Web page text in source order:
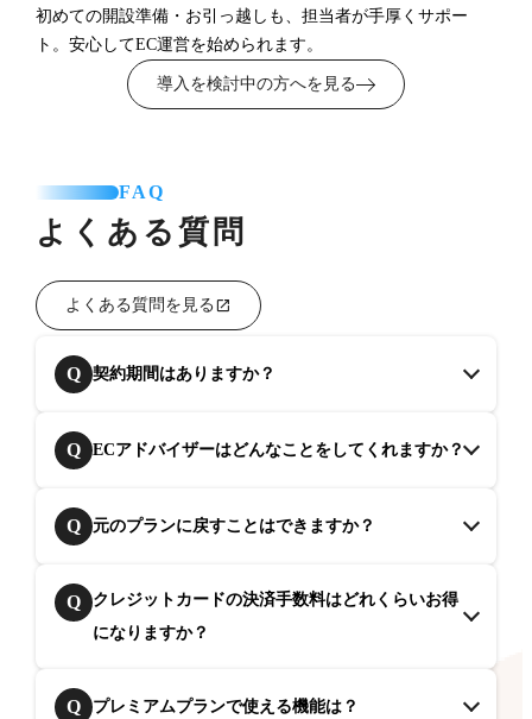
初めての開設準備・お引っ越しも、担当者が手厚くサポー
ト。安心してEC運営を始められます。
導入を検討中の方へを見る
FAQ
よくある質問
よくある質問を見る
Q 契約期間はありますか？
Q ECアドバイザーはどんなことをしてくれますか？
Q 元のプランに戻すことはできますか？
Q
クレジットカードの決済手数料はどれくらいお得
になりますか？
Q プレミアムプランで使える機能は？